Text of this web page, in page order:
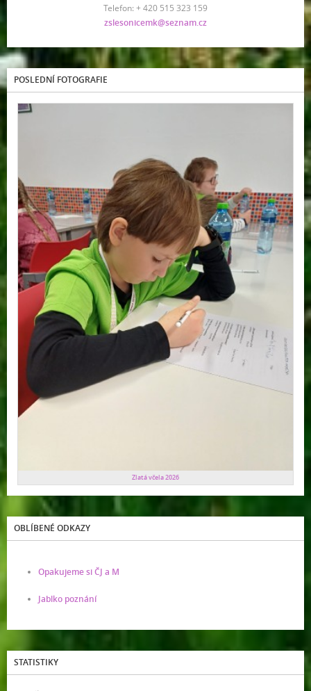
Telefon: + 420 515 323 159
zslesonicemk@seznam.cz
POSLEDNÍ FOTOGRAFIE
Zlatá včela 2026
OBLÍBENÉ ODKAZY
Opakujeme si ČJ a M
Jablko poznání
STATISTIKY